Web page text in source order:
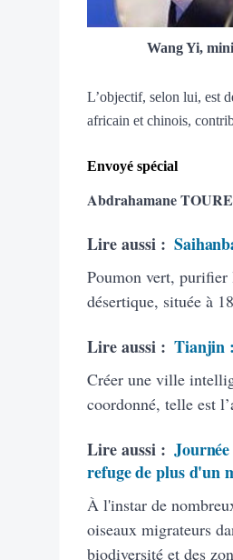
Wang Yi,
L’objectif, selon lui, est
africain et chinois,
Envoyé spécial
Abdrahamane
Lire aussi :
Poumon vert, purifier
désertique, située à
Lire aussi : Tianjin
Créer une ville
coordonné, telle est
Lire aussi :
refuge de plus d'un
À l'instar de
oiseaux migrateurs
biodiversité et des